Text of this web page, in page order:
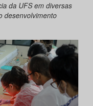
da UFS em diversas
desenvolvimento